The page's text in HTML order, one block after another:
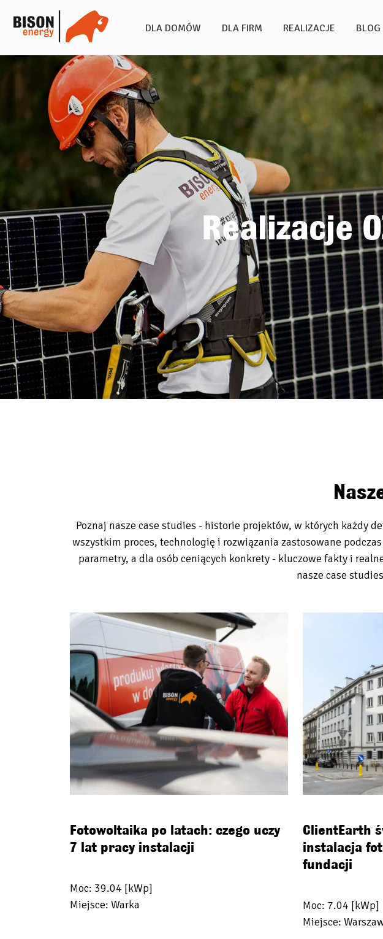
DLA DOMÓW DLA FIRM REALIZACJE BLOG
Realizacje
Poznaj nasze case studies - historie projektów, w których każdy
wszystkim proces, technologię i rozwiązania zastosowane
parametry, a dla osób ceniących konkrety - kluczowe fakty i
nasze case
Fotowoltaika po latach: czego uczy
7 lat pracy instalacji
Moc: 39.04 [kWp]
Miejsce: Warka
ClientEarth
instalacja
fundacji
Moc: 7.04 [kWp]
Miejsce: